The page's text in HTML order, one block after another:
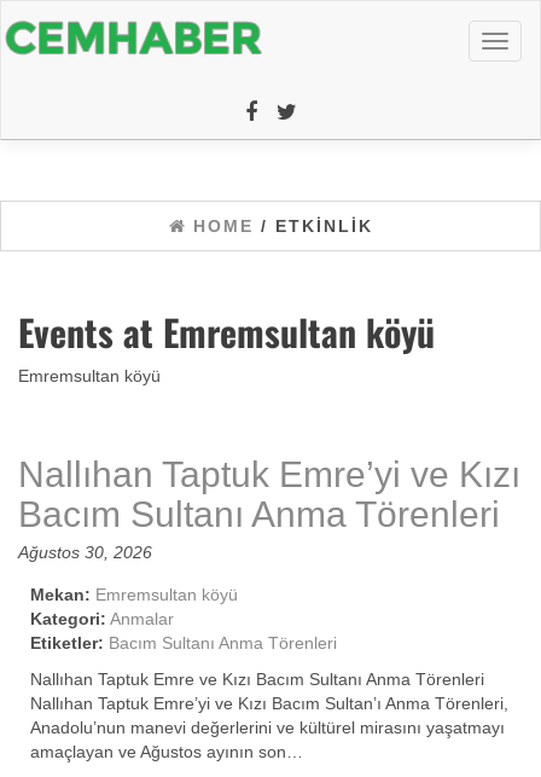
HOME / ETKINLIK
Events at Emremsultan köyü
Emremsultan köyü
Nallıhan Taptuk Emre’yi ve Kızı
Bacım Sultanı Anma Törenleri
Ağustos 30, 2026
Mekan: Emremsultan köyü
Kategori: Anmalar
Etiketler: Bacım Sultanı Anma Törenleri
Nallıhan Taptuk Emre ve Kızı Bacım Sultanı Anma Törenleri
Nallıhan Taptuk Emre’yi ve Kızı Bacım Sultan’ı Anma Törenleri,
Anadolu’nun manevi değerlerini ve kültürel mirasını yaşatmayı
amaçlayan ve Ağustos ayının son…